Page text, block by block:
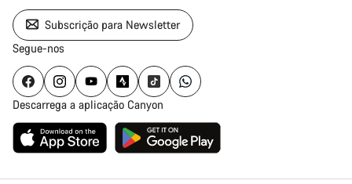
Subscrição para Newsletter
Segue-nos
Descarrega a aplicação Canyon